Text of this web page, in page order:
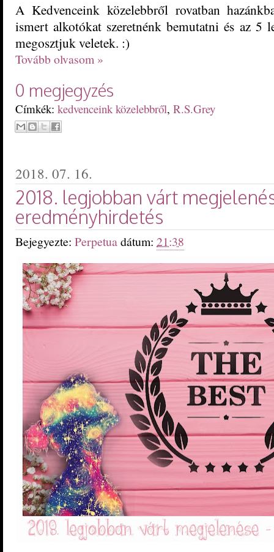
A Kedvenceink közelebbről rovatban
ismert alkotókat szeretnénk bemutatni és az 5
megosztjuk veletek. :)
Tovább olvasom »
0 megjegyzés
Címkék: kedvenceink közelebbről, R.S.Grey
2018. 07. 16.
2018. legjobban várt
eredményhirdetés
Bejegyezte: Perpetuadátum: 21:38